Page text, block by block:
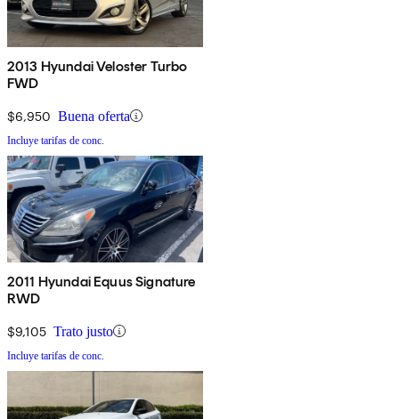
2013 Hyundai Veloster Turbo
FWD
$6,950 Buena oferta
Incluye tarifas de conc.
2011 Hyundai Equus Signature
RWD
$9,105 Trato justo
Incluye tarifas de conc.